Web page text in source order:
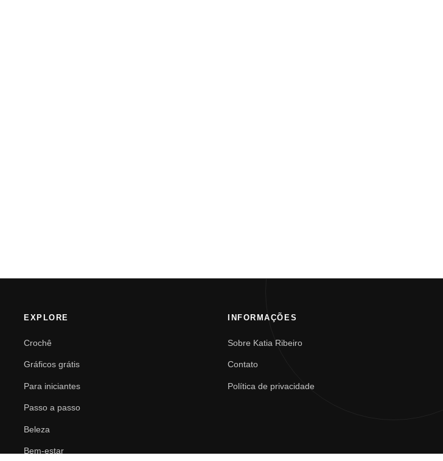
EXPLORE
Crochê
Gráficos grátis
Para iniciantes
Passo a passo
Beleza
Bem-estar
INFORMAÇÕES
Sobre Katia Ribeiro
Contato
Política de privacidade